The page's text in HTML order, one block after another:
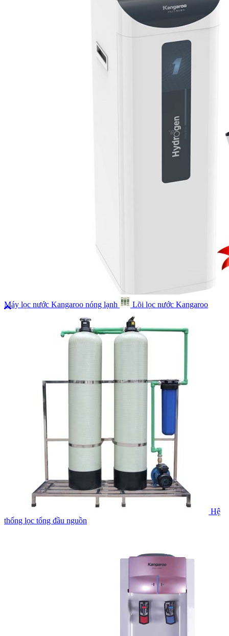
Máy lọc nước Kangaroo nóng lạnh Lõi lọc nước Kangaroo
Hệ
thống lọc tổng đầu nguồn